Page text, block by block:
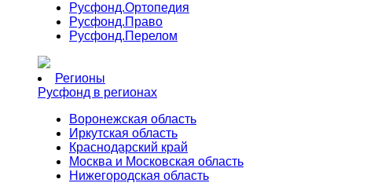
Русфонд.Ортопедия
Русфонд.Право
Русфонд.Перелом
Регионы
Русфонд в регионах
Воронежская область
Иркутская область
Краснодарский край
Москва и Московская область
Нижегородская область